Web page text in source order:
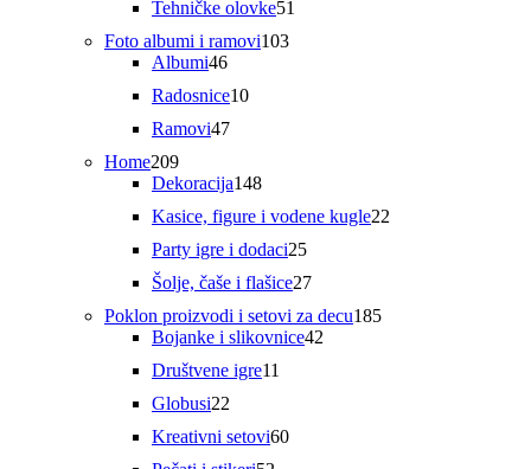
Tehničke olovke51
Foto albumi i ramovi103103
Albumi4646
Radosnice1010
Ramovi4747
Home209209
proizvoda
Dekoracija148148
Kasice, figure i vodene kugle22
Party igre i dodaci2525
Šolje, čaše i flašice2727
Poklon proizvodi i setovi za decu185185
Bojanke i slikovnice42
Društvene igre11
Globusi22
Kreativni setovi6060